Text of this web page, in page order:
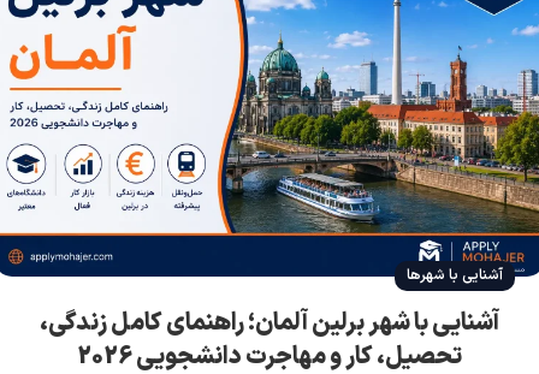
آشنایی با شهرها
آشنایی با شهر برلین آلمان؛ راهنمای کامل زندگی،
تحصیل، کار و مهاجرت دانشجویی 2026